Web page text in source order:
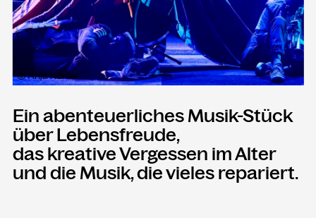
KONTAKT
Kammgarn Kulturwerkstatt
Spinnereistraße 10
6971 Hard am Bodensee
Büro Öffnungszeiten:
Mo-Fr von 9-12
+43 5574 82731
office@kammgarn.at
© Anja Köhler
Ein abenteuerliches Musik-Stück
über Lebensfreude,
das kreative Vergessen im Alter
und die Musik, die vieles repariert.